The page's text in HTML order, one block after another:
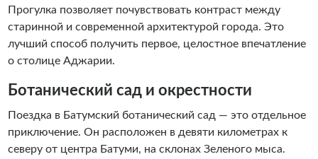
Прогулка позволяет почувствовать контраст между
старинной и современной архитектурой города. Это
лучший способ получить первое, целостное впечатление
о столице Аджарии.
Ботанический сад и окрестности
Поездка в Батумский ботанический сад — это отдельное
приключение. Он расположен в девяти километрах к
северу от центра Батуми, на склонах Зеленого мыса.